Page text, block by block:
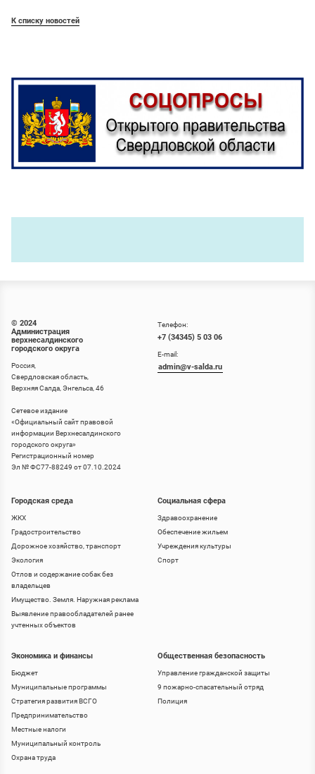
К списку новостей
© 2024
Администрация
верхнесалдинского
городского округа
Россия,
Свердловская область,
Верхняя Салда, Энгельса, 46
Сетевое издание
«Официальный сайт правовой
информации Верхнесалдинского
городского округа»
Регистрационный номер
Эл № ФС77-88249 от 07.10.2024
Городская среда
ЖКХ
Градостроительство
Дорожное хозяйство, транспорт
Экология
Отлов и содержание собак без
владельцев
Имущество. Земля. Наружная реклама
Выявление правообладателей ранее
учтенных объектов
Социальная сфера
Здравоохранение
Обеспечение жильем
Учреждения культуры
Спорт
Телефон:
+7 (34345) 5 03 06
E-mail:
admin@v-salda.ru
Экономика и финансы
Бюджет
Муниципальные программы
Стратегия развития ВСГО
Предпринимательство
Местные налоги
Муниципальный контроль
Охрана труда
Общественная безопасность
Управление гражданской защиты
9 пожарно-спасательный отряд
Полиция